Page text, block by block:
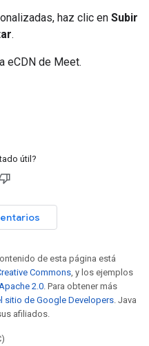
haz clic en Subir
.
eCDN de Meet.
útil?
de esta página está
Commons, y los ejemplos
2.0. Para obtener más
sitio de Google Developers. Java
afiliados.